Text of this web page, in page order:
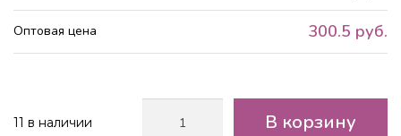
Оптовая цена 300.5 руб.
11 в наличии
товара
В корзину